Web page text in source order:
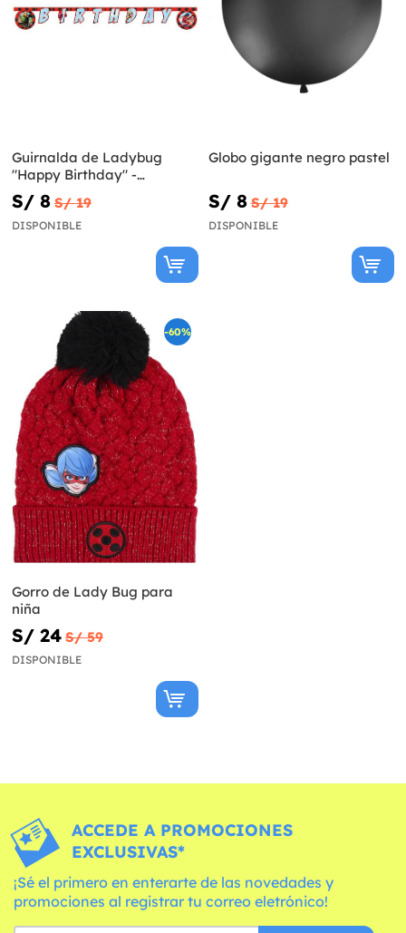
Guirnalda de Ladybug
"Happy Birthday" -
Miraculous Ladybug
S/ 8 S/ 19
DISPONIBLE
Globo gigante negro pastel
S/ 8 S/ 19
DISPONIBLE
-60%
Gorro de Lady Bug para
niña
S/ 24 S/ 59
DISPONIBLE
ACCEDE A PROMOCIONES
EXCLUSIVAS*
¡Sé el primero en enterarte de las novedades y
promociones al registrar tu correo eletrónico!